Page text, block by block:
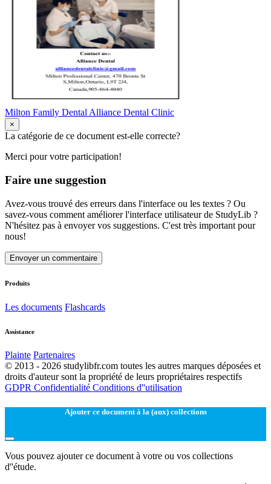
Milton Family Dental Alliance Dental Clinic
×
La catégorie de ce document est-elle correcte?
Merci pour votre participation!
Faire une suggestion
Avez-vous trouvé des erreurs dans l'interface ou les textes ? Ou
savez-vous comment améliorer l'interface utilisateur de StudyLib ?
N'hésitez pas à envoyer vos suggestions. C'est très important pour
nous!
Envoyer un commentaire
Produits
Les documents Flashcards
Assistance
Plainte Partenaires
© 2013 - 2026 studylibfr.com toutes les autres marques déposées et
droits d'auteur sont la propriété de leurs propriétaires respectifs
GDPR Confidentialité Conditions d''utilisation
Ajouter ce document à la (aux) collections
Vous pouvez ajouter ce document à votre ou vos collections
d''étude.